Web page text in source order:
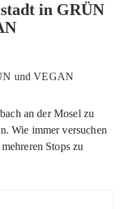
in GRÜN
Wie immer versuchen
Stops zu